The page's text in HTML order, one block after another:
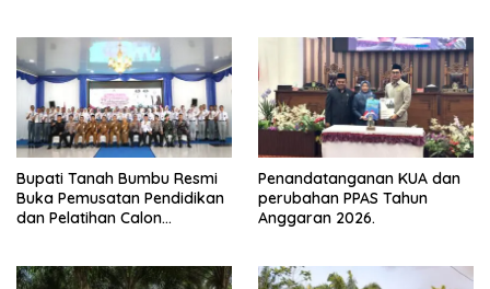
Bupati Tanah Bumbu Resmi
Buka Pemusatan Pendidikan
dan Pelatihan Calon
Penandatanganan KUA dan
perubahan PPAS Tahun
Anggaran 2026.